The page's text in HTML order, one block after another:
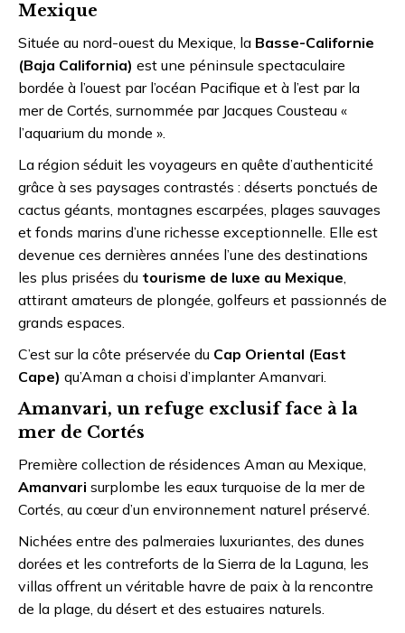
Mexique
Située au nord-ouest du Mexique, la Basse-Californie
(Baja California) est une péninsule spectaculaire
bordée à l’ouest par l’océan Pacifique et à l’est par la
mer de Cortés, surnommée par Jacques Cousteau «
l’aquarium du monde ».
La région séduit les voyageurs en quête d’authenticité
grâce à ses paysages contrastés : déserts ponctués de
cactus géants, montagnes escarpées, plages sauvages
et fonds marins d’une richesse exceptionnelle. Elle est
devenue ces dernières années l’une des destinations
les plus prisées du tourisme de luxe au Mexique,
attirant amateurs de plongée, golfeurs et passionnés de
grands espaces.
C’est sur la côte préservée du Cap Oriental (East
Cape) qu’Aman a choisi d’implanter Amanvari.
Amanvari, un refuge exclusif face à la
mer de Cortés
Première collection de résidences Aman au Mexique,
Amanvari surplombe les eaux turquoise de la mer de
Cortés, au cœur d’un environnement naturel préservé.
Nichées entre des palmeraies luxuriantes, des dunes
dorées et les contreforts de la Sierra de la Laguna, les
villas offrent un véritable havre de paix à la rencontre
de la plage, du désert et des estuaires naturels.